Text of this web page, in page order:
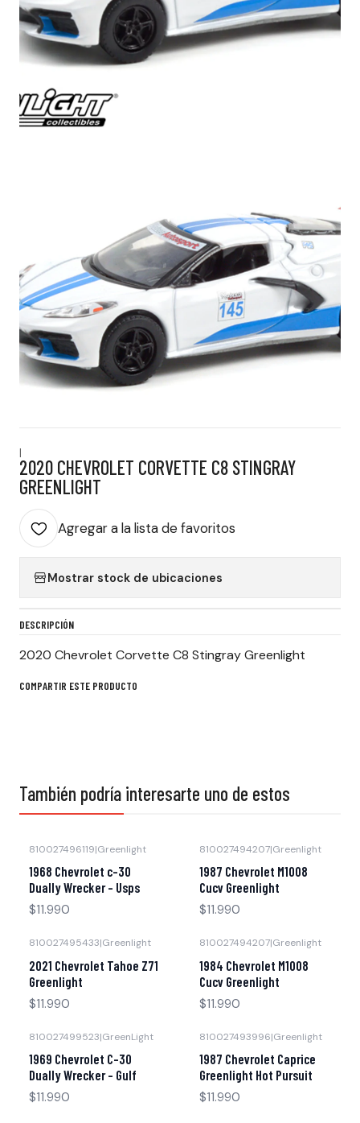
|
2020 CHEVROLET CORVETTE C8 STINGRAY
GREENLIGHT
Agregar a la lista de favoritos
Mostrar stock de ubicaciones
DESCRIPCIÓN
2020 Chevrolet Corvette C8 Stingray Greenlight
COMPARTIR ESTE PRODUCTO
También podría interesarte uno de estos
810027496119|Greenlight
1968 Chevrolet c-30
Dually Wrecker - Usps
$11.990
810027494207|Greenlight
1987 Chevrolet M1008
Cucv Greenlight
$11.990
810027495433|Greenlight
2021 Chevrolet Tahoe Z71
Greenlight
$11.990
810027494207|Greenlight
1984 Chevrolet M1008
Cucv Greenlight
$11.990
810027499523|GreenLight
1969 Chevrolet C-30
Dually Wrecker – Gulf
$11.990
810027493996|Greenlight
1987 Chevrolet Caprice
Greenlight Hot Pursuit
$11.990